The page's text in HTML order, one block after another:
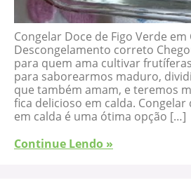
Congelar Doce de Figo Verde em
Descongelamento correto
para quem ama cultivar
para saborearmos maduro,
que também amam, e teremos
fica delicioso em calda. Congelar
em calda é uma ótima opção […]
Continue Lendo »